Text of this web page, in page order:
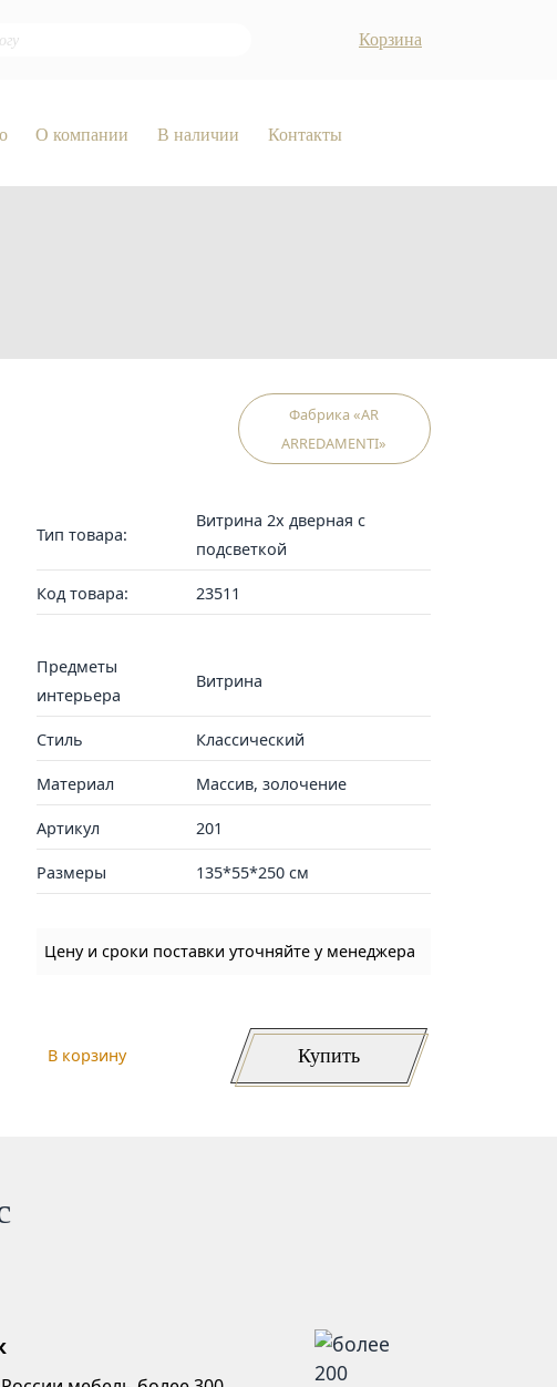
Корзина
О компании В наличии Контакты
Фабрика «AR
ARREDAMENTI»
Тип товара:
Витрина 2х дверная с
подсветкой
Код товара: 23511
Предметы
интерьера
Витрина
Стиль Классический
Материал Массив, золочение
Артикул 201
Размеры 135*55*250 см
Цену и сроки поставки уточняйте у менеджера
В корзину Купить